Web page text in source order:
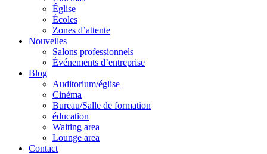
Église
Écoles
Zones d’attente
Nouvelles
Salons professionnels
Événements d’entreprise
Blog
Auditorium/église
Cinéma
Bureau/Salle de formation
éducation
Waiting area
Lounge area
Contact